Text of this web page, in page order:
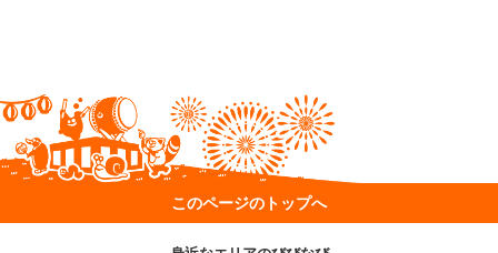
このページのトップへ